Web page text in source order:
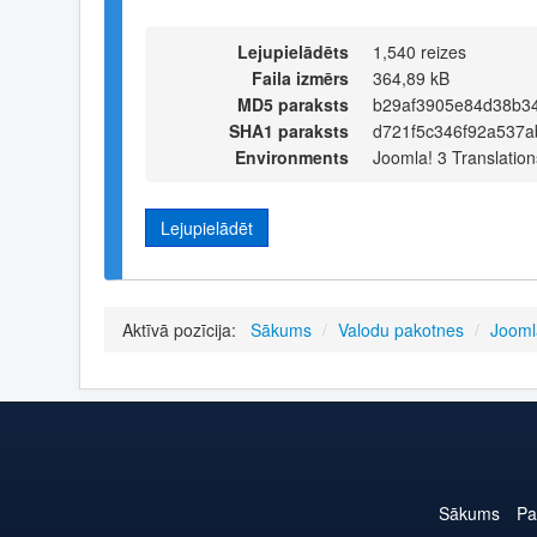
Lejupielādēts
1,540 reizes
Faila izmērs
364,89 kB
MD5 paraksts
SHA1 paraksts
Environments
Joomla! 3
Lejupielādēt
Aktīvā pozīcija: Sākums / Valodu pakotnes /
Sākums